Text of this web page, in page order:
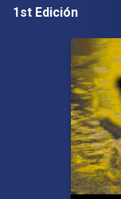
1st Edición